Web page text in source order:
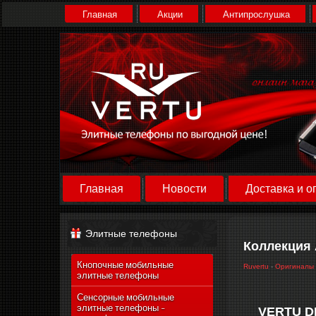
Главная Акции Антипрослушка
Главная Новости Доставка и
Элитные телефоны
Кнопочные мобильные
элитные телефоны
Сенсорные мобильные
элитные телефоны -
Коллекция
Ruvertu - Оригиналы
VERTU